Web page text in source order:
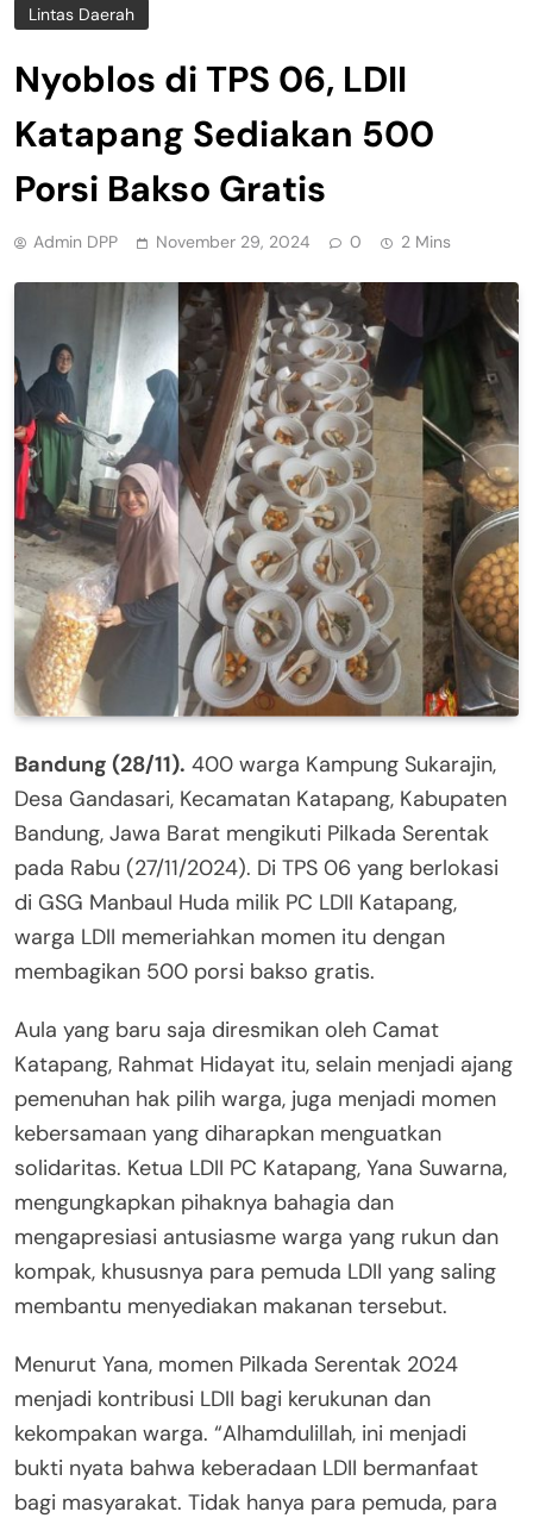
Lintas Daerah
Nyoblos di TPS 06, LDII
Katapang Sediakan 500
Porsi Bakso Gratis
Admin DPP November 29, 2024 0 2 Mins
Bandung (28/11). 400 warga Kampung Sukarajin,
Desa Gandasari, Kecamatan Katapang, Kabupaten
Bandung, Jawa Barat mengikuti Pilkada Serentak
pada Rabu (27/11/2024). Di TPS 06 yang berlokasi
di GSG Manbaul Huda milik PC LDII Katapang,
warga LDII memeriahkan momen itu dengan
membagikan 500 porsi bakso gratis.
Aula yang baru saja diresmikan oleh Camat
Katapang, Rahmat Hidayat itu, selain menjadi ajang
pemenuhan hak pilih warga, juga menjadi momen
kebersamaan yang diharapkan menguatkan
solidaritas. Ketua LDII PC Katapang, Yana Suwarna,
mengungkapkan pihaknya bahagia dan
mengapresiasi antusiasme warga yang rukun dan
kompak, khususnya para pemuda LDII yang saling
membantu menyediakan makanan tersebut.
Menurut Yana, momen Pilkada Serentak 2024
menjadi kontribusi LDII bagi kerukunan dan
kekompakan warga. “Alhamdulillah, ini menjadi
bukti nyata bahwa keberadaan LDII bermanfaat
bagi masyarakat. Tidak hanya para pemuda, para